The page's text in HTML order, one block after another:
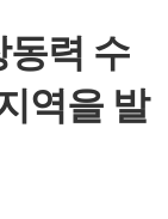
력 수
역을 발